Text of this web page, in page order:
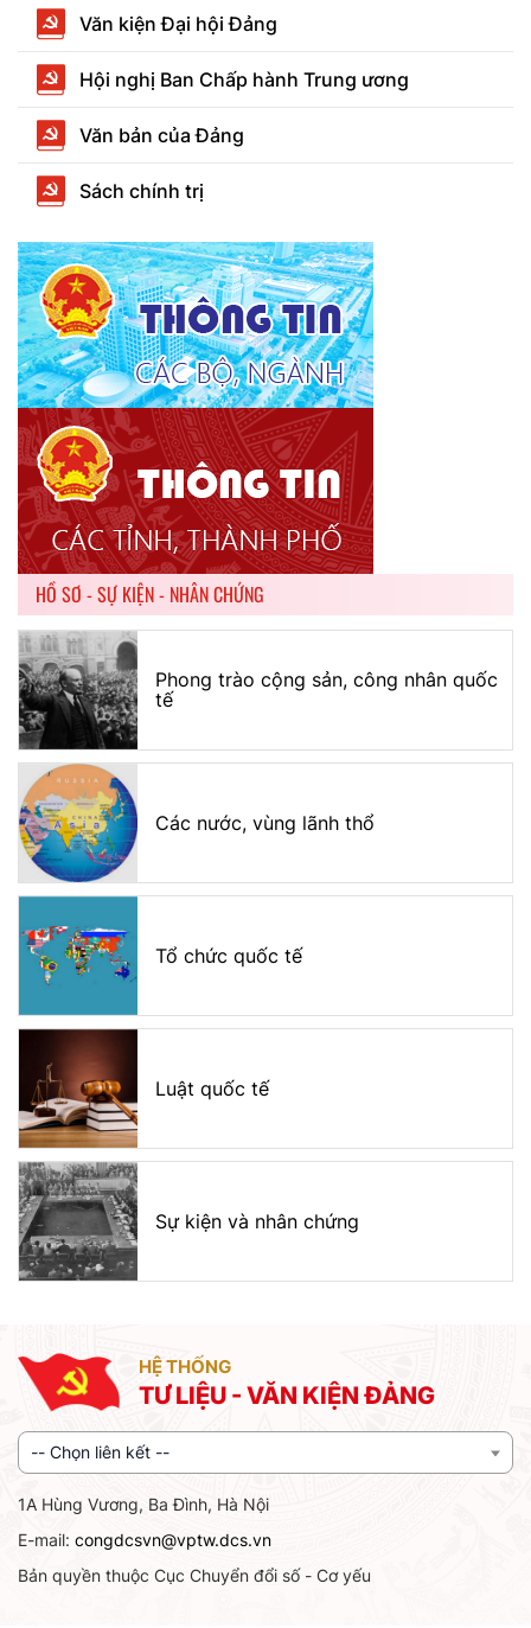
Văn kiện Đại hội Đảng
Hội nghị Ban Chấp hành Trung ương
Văn bản của Đảng
Sách chính trị
HỒ SƠ - SỰ KIỆN - NHÂN CHỨNG
Phong trào cộng sản, công nhân quốc
tế
Các nước, vùng lãnh thổ
Tổ chức quốc tế
Luật quốc tế
Sự kiện và nhân chứng
HỆ THỐNG
TƯ LIỆU - VĂN KIỆN ĐẢNG
-- Chọn liên kết --
1A Hùng Vương, Ba Đình, Hà Nội
E-mail: congdcsvn@vptw.dcs.vn
Bản quyền thuộc Cục Chuyển đổi số - Cơ yếu